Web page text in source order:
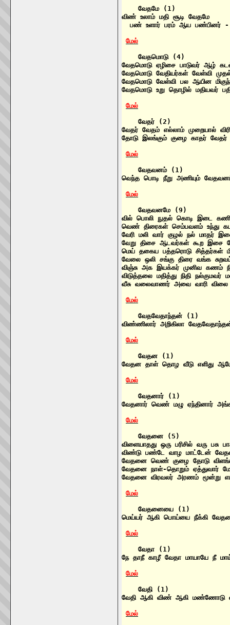
    வேதமே (1)
விண் உலாம் மதி சூடி வேதமே
பண் உளார் பரம் ஆய பண்பினர் -
மேல்
    வேதமொடு (4)
வேதமொடு ஏழிசை பாடுவர் ஆழ்
வேதமொடு வேதியர்கள் வேள்வி
வேதமொடு வேள்வி பல ஆயின
வேதமொடு உறு தொழில் மதியவர்
மேல்
    வேதர் (2)
வேதர் வேதம் எல்லாம் முறையால்
தோடு இலங்கும் குழை காதர் வேதர்
மேல்
    வேதவனம் (1)
வெந்த பொடி நீறு அணியும்
மேல்
    வேதவனமே (9)
வில் பொலி நுதல் கொடி இடை
வெண் திரைகள் செம்பவளம் உந்து
வேரி மலி வார் குழல் நல் மாதர்
வேறு திசை ஆடவர்கள் கூற இசை
மெய் தகைய பத்தரொடு சித்தர்கள்
வேலை ஒலி சங்கு திரை வங்க
விஞ்சு அக இயக்கர் முனிவ கணம்
விடுத்தலை மதித்து நிதி
வீசு வலைவாணர் அவை வாரி
மேல்
    வேதவேதாந்தன் (1)
விண்ணிலார் அறிகிலா
மேல்
    வேதன (1)
வேதன தாள் தொழ வீடு எளிது
மேல்
    வேதனார் (1)
வேதனார் வெண் மழு ஏந்தினார்
மேல்
    வேதனை (5)
விளையாதது ஒரு பரிசில் வரு
விண்டு பண்டே வாழ மாட்டேன்
வேதனை வெண் குழை தோடு
வேதனை நாள்-தொறும் ஏத்துவார்
வேதனை விரவலர் அரணம் மூன்று
மேல்
    வேதனையை (1)
மெய்யர் ஆகி பொய்யை நீக்கி
மேல்
    வேதா (1)
நே தாநீ காழீ வேதா மாயாயே நீ
மேல்
    வேதி (1)
வேதி ஆகி விண் ஆகி மண்ணோடு
மேல்